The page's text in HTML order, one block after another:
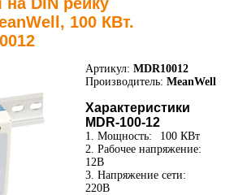
100 КВт.
Артикул: MDR10012
Производитель: MeanWell
Характеристики
MDR-100-12
1. Мощность:
100 КВт
2. Рабочее напряжение:
12В
3. Напряжение сети:
220В